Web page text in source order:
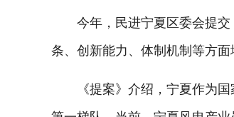
今年，民进宁夏区委会提交
条、创新能力、体制机制等方
《提案》介绍，宁夏作为国家